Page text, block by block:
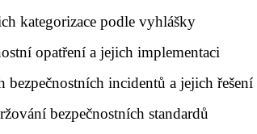
kategorizace podle vyhlášky
opatření a jejich implementaci
bezpečnostních incidentů a jejich řešení
bezpečnostních standardů